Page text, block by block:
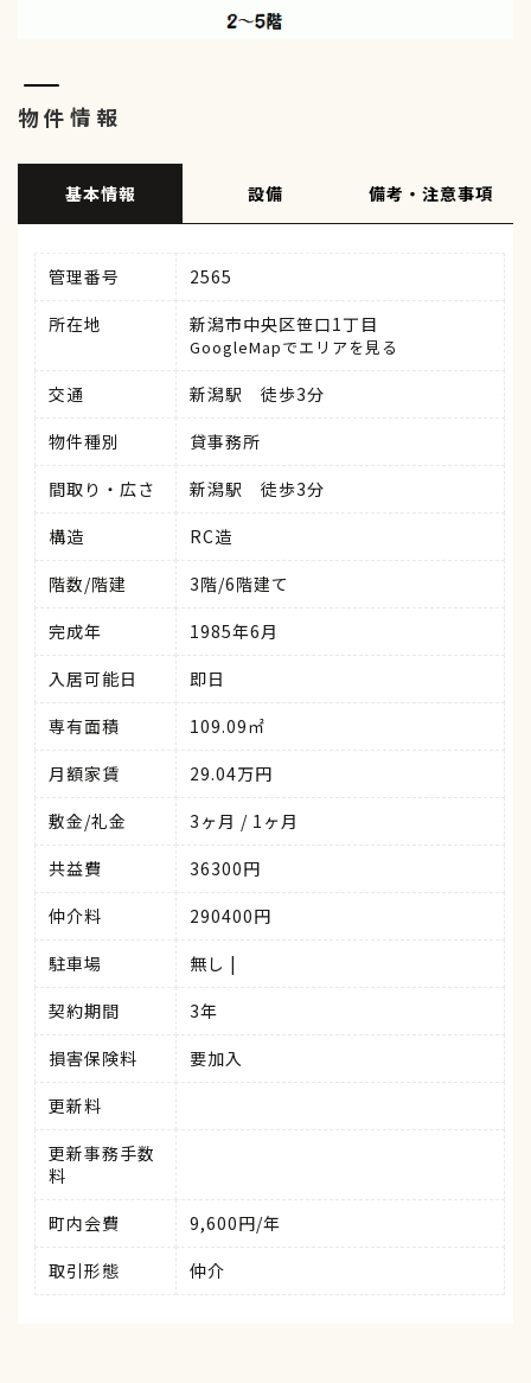
物件情報
基本情報 設備 備考・注意事項
管理番号
2565
所在地
新潟市中央区笹口1丁目
GoogleMapでエリアを見る
交通
新潟駅 徒歩3分
物件種別
貸事務所
間取り・広さ
新潟駅 徒歩3分
構造
RC造
階数/階建
3階/6階建て
完成年
1985年6月
入居可能日
即日
専有面積
109.09㎡
月額家賃
29.04万円
敷金/礼金
3ヶ月 / 1ヶ月
共益費
36300円
仲介料
290400円
駐車場
無し |
契約期間
3年
損害保険料
要加入
更新料
更新事務手数
料
町内会費
9,600円/年
取引形態
仲介